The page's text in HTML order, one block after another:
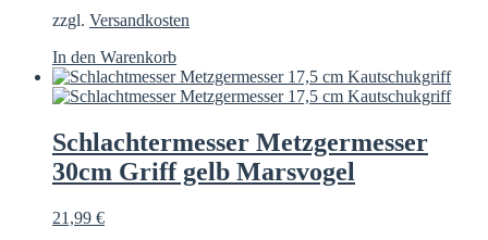
zzgl. Versandkosten
In den Warenkorb
Schlachtermesser Metzgermesser
30cm Griff gelb Marsvogel
21,99 €